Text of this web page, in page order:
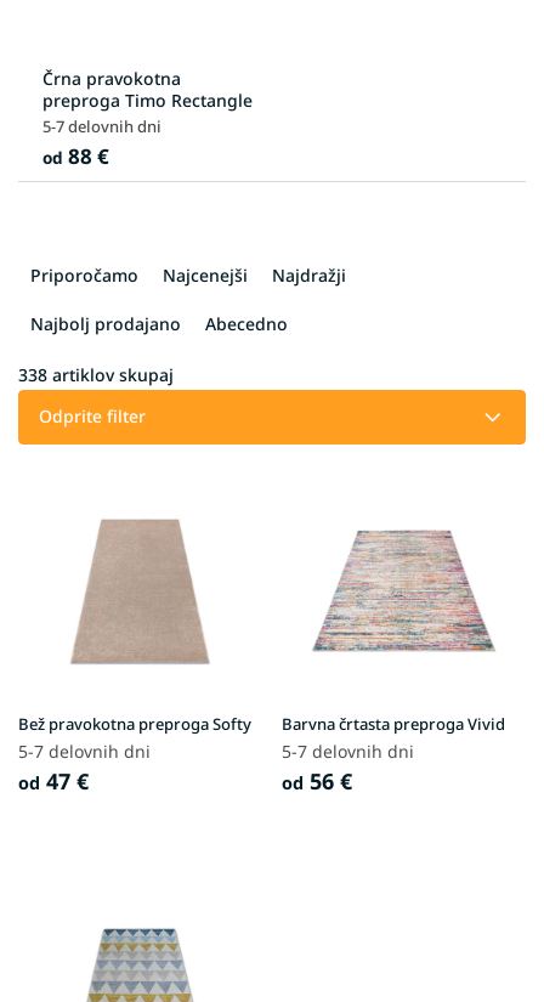
Črna pravokotna
preproga Timo Rectangle
5-7 delovnih dni
od 88 €
š
v
Priporočamo Najcenejši Najdražji
Najbolj prodajano Abecedno
338 artiklov skupaj
Odprite filter
d
u
c
t
Bež pravokotna preproga Softy
5-7 delovnih dni
od 47 €
Barvna črtasta preproga Vivid
5-7 delovnih dni
od 56 €